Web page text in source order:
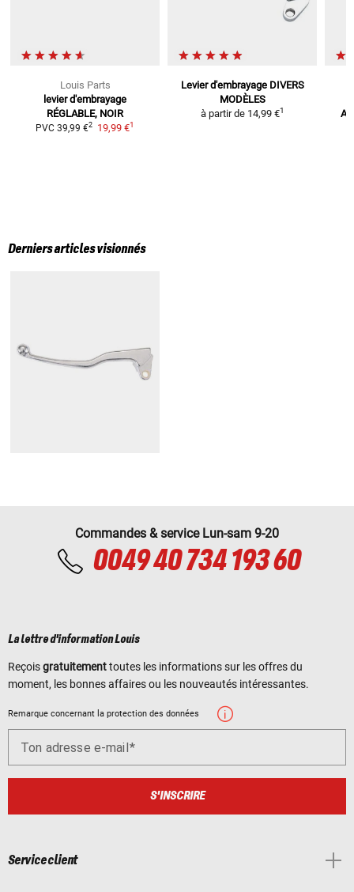
Louis Parts
levier d'embrayage
RÉGLABLE, NOIR
PVC 39,99 €2 19,99 €1
Levier d'embrayage DIVERS
MODÈLES
à partir de 14,99 €1
Derniers articles visionnés
Commandes & service Lun-sam 9-20
0049 40 734 193 60
La lettre d'information Louis
Reçoisgratuitementtoutes les informations sur les offres du
moment, les bonnes affaires ou les nouveautés intéressantes.
Remarque concernant la protection des données
Ton adresse e-mail
S'INSCRIRE
Service client